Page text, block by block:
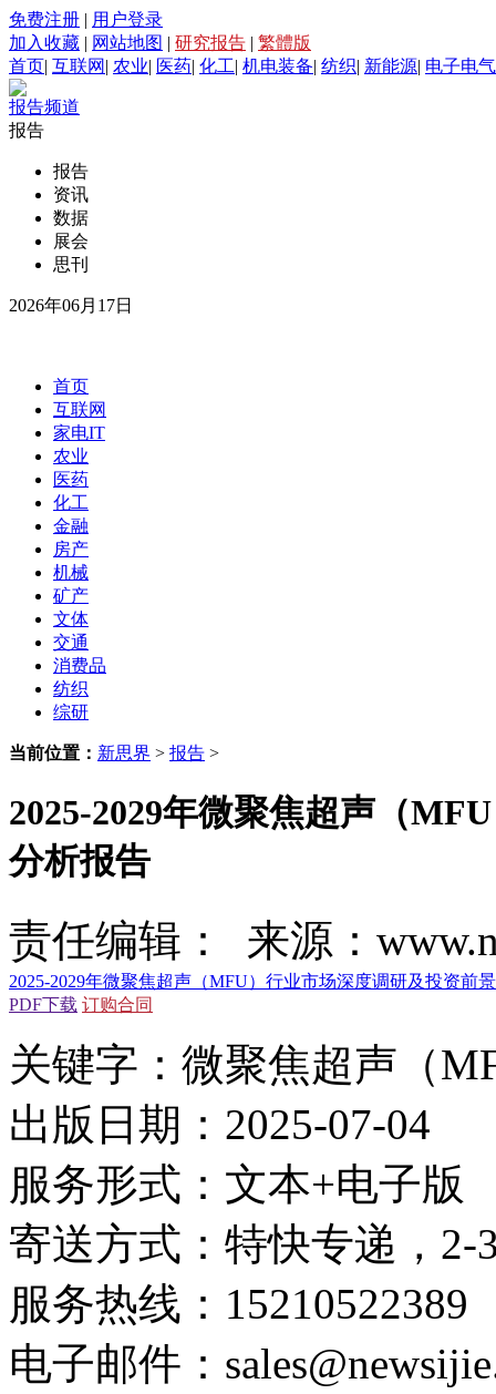
免费注册 | 用户登录
加入收藏 | 网站地图 | 研究报告 | 繁體版
首页| 互联网 | 农业| 医药| 化工| 机电装备| 纺织| 新能源| 电子电气
报告频道
报告
报告
资讯
数据
展会
思刊
2026年06月17日
首页
互联网
家电IT
农业
医药
化工
金融
房产
机械
矿产
文体
交通
消费品
纺织
综研
当前位置： 新思界 > 报告 >
2025-2029年微聚焦超声（
分析报告
责任编辑： 来源：
2025-2029年微聚焦超声（MFU）行业市场深度调研及投资前
PDF下载 订购合同
关键字：微聚焦超声（
出版日期：2025-07-04
服务形式：文本+电子版
寄送方式：特快专递，2-
服务热线：15210522389
电子邮件：